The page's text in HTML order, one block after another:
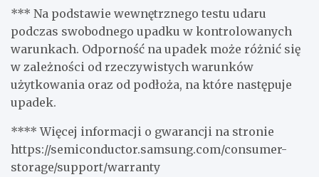
*** Na podstawie wewnętrznego testu udaru
podczas swobodnego upadku w kontrolowanych
warunkach. Odporność na upadek może różnić się
w zależności od rzeczywistych warunków
użytkowania oraz od podłoża, na które następuje
upadek.
**** Więcej informacji o gwarancji na stronie
https://semiconductor.samsung.com/consumer-
storage/support/warranty